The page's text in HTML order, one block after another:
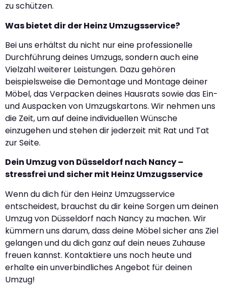
zu schützen.
Was bietet dir der Heinz Umzugsservice?
Bei uns erhältst du nicht nur eine professionelle
Durchführung deines Umzugs, sondern auch eine
Vielzahl weiterer Leistungen. Dazu gehören
beispielsweise die Demontage und Montage deiner
Möbel, das Verpacken deines Hausrats sowie das Ein-
und Auspacken von Umzugskartons. Wir nehmen uns
die Zeit, um auf deine individuellen Wünsche
einzugehen und stehen dir jederzeit mit Rat und Tat
zur Seite.
Dein Umzug von Düsseldorf nach Nancy –
stressfrei und sicher mit Heinz Umzugsservice
Wenn du dich für den Heinz Umzugsservice
entscheidest, brauchst du dir keine Sorgen um deinen
Umzug von Düsseldorf nach Nancy zu machen. Wir
kümmern uns darum, dass deine Möbel sicher ans Ziel
gelangen und du dich ganz auf dein neues Zuhause
freuen kannst. Kontaktiere uns noch heute und
erhalte ein unverbindliches Angebot für deinen
Umzug!